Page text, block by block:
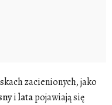
zacienionych, jako
ilatapojawiają się